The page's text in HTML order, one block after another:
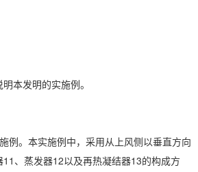
本发明的实施例。
。本实施例中，采用从上风侧以垂直方向
、蒸发器12以及再热凝结器13的构成方